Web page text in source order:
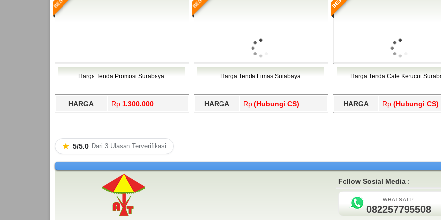
Harga Tenda Promosi Surabaya
HARGA Rp. 1.300.000
Harga Tenda Limas Surabaya
HARGA Rp. (Hubungi CS)
Harga Tenda Cafe Kerucut
HARGA Rp. (Hubungi CS)
★ 5/5.0 Dari 3 Ulasan Terverifikasi
Follow Sosial Media :
WHATSAPP
082257795508